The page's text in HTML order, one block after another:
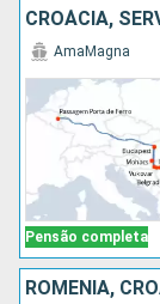
CROÁCIA,
Pensão completa
AmaMagna
ROMÊNIA,